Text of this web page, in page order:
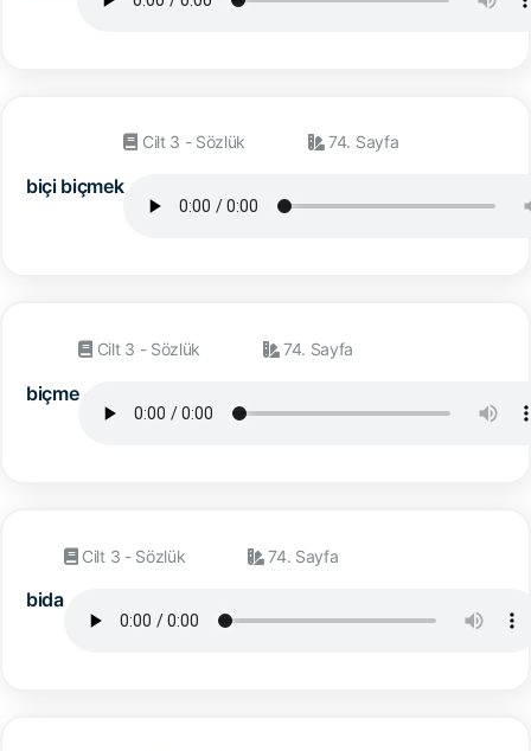
biçi biçmek
Cilt 3 - Sözlük 74. Sayfa
biçme
Cilt 3 - Sözlük 74. Sayfa
bida
Cilt 3 - Sözlük 74. Sayfa